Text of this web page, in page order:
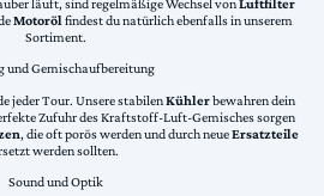
läuft, sind regelmäßige Wechsel vonLuftfilter
Motorölfindest du natürlich ebenfalls in unserem
Sortiment.
und Gemischaufbereitung
jeder Tour. Unsere stabilenKühlerbewahren dein
Zufuhr des Kraftstoff-Luft-Gemisches sorgen
, die oft porös werden und durch neueErsatzteile
werden sollten.
Sound und Optik